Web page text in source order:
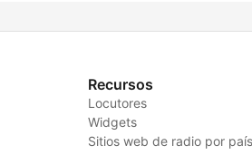
Recursos
Locutores
Widgets
Sitios web de radio por país